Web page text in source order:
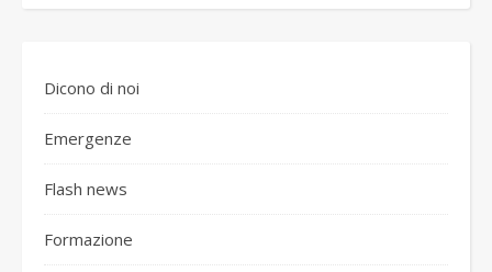
Dicono di noi
Emergenze
Flash news
Formazione